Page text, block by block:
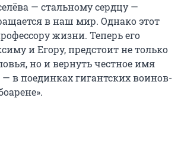
— стальному сердцу —
в наш мир. Однако этот
жизни. Теперь его
и Егору, предстоит не только
но и вернуть честное имя
в поединках гигантских воинов-